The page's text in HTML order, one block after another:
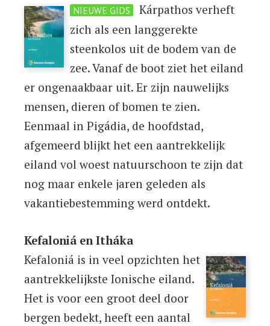
NIEUWE GIDS
Kárpathos verheft
zich als een langgerekte
steenkolos uit de bodem van de
zee. Vanaf de boot ziet het eiland
er ongenaakbaar uit. Er zijn nauwelijks
mensen, dieren of bomen te zien.
Eenmaal in Pigádia, de hoofdstad,
afgemeerd blijkt het een aantrekkelijk
eiland vol woest natuurschoon te zijn dat
nog maar enkele jaren geleden als
vakantiebestemming werd ontdekt.
Kefaloniá en Itháka
Kefaloniá is in veel opzichten het
aantrekkelijkste Ionische eiland.
Het is voor een groot deel door
bergen bedekt, heeft een aantal